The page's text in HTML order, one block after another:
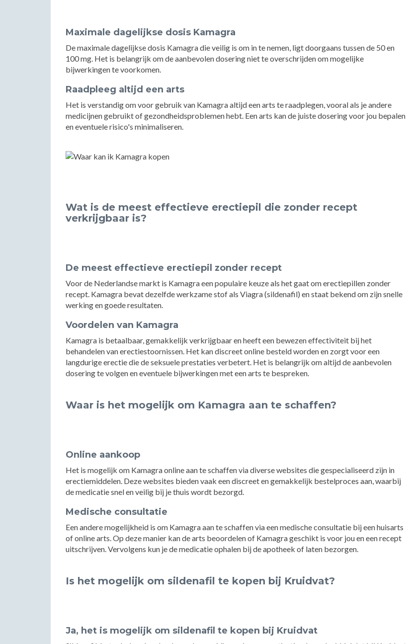
Maximale dagelijkse dosis Kamagra
De maximale dagelijkse dosis Kamagra die veilig is om in te nemen, ligt doorgaans tussen de 50 en
100 mg. Het is belangrijk om de aanbevolen dosering niet te overschrijden om mogelijke
bijwerkingen te voorkomen.
Raadpleeg altijd een arts
Het is verstandig om voor gebruik van Kamagra altijd een arts te raadplegen, vooral als je andere
medicijnen gebruikt of gezondheidsproblemen hebt. Een arts kan de juiste dosering voor jou bepalen
en eventuele risico's minimaliseren.
Wat is de meest effectieve erectiepil die zonder recept
verkrijgbaar is?
De meest effectieve erectiepil zonder recept
Voor de Nederlandse markt is Kamagra een populaire keuze als het gaat om erectiepillen zonder
recept. Kamagra bevat dezelfde werkzame stof als Viagra (sildenafil) en staat bekend om zijn snelle
werking en goede resultaten.
Voordelen van Kamagra
Kamagra is betaalbaar, gemakkelijk verkrijgbaar en heeft een bewezen effectiviteit bij het
behandelen van erectiestoornissen. Het kan discreet online besteld worden en zorgt voor een
langdurige erectie die de seksuele prestaties verbetert. Het is belangrijk om altijd de aanbevolen
dosering te volgen en eventuele bijwerkingen met een arts te bespreken.
Waar is het mogelijk om Kamagra aan te schaffen?
Online aankoop
Het is mogelijk om Kamagra online aan te schaffen via diverse websites die gespecialiseerd zijn in
erectiemiddelen. Deze websites bieden vaak een discreet en gemakkelijk bestelproces aan, waarbij
de medicatie snel en veilig bij je thuis wordt bezorgd.
Medische consultatie
Een andere mogelijkheid is om Kamagra aan te schaffen via een medische consultatie bij een huisarts
of online arts. Op deze manier kan de arts beoordelen of Kamagra geschikt is voor jou en een recept
uitschrijven. Vervolgens kun je de medicatie ophalen bij de apotheek of laten bezorgen.
Is het mogelijk om sildenafil te kopen bij Kruidvat?
Ja, het is mogelijk om sildenafil te kopen bij Kruidvat